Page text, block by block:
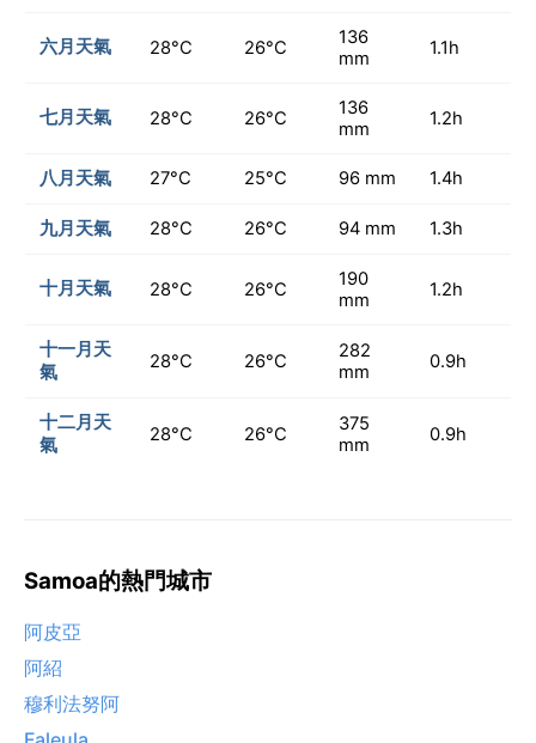
六月天氣 28°C 26°C
136
mm
1.1h
七月天氣 28°C 26°C
136
mm
1.2h
八月天氣 27°C 25°C 96 mm 1.4h
九月天氣 28°C 26°C 94 mm 1.3h
十月天氣 28°C 26°C
190
mm
1.2h
十一月天
氣
28°C 26°C
282
mm
0.9h
十二月天
氣
28°C 26°C
375
mm
0.9h
Samoa的熱門城市
阿皮亞
阿紹
穆利法努阿